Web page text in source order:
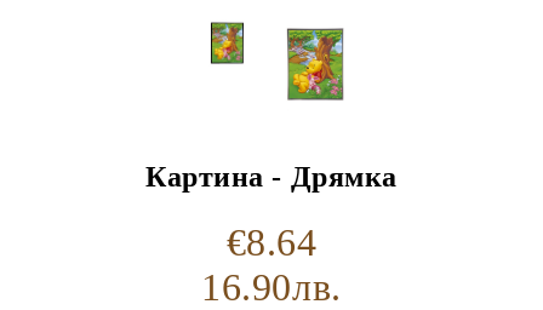
Картина - Дрямка
€8.64
16.90лв.